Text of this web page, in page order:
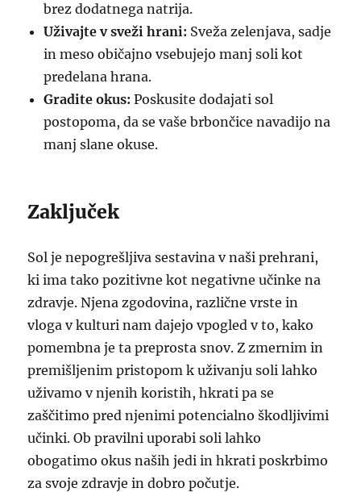
brez dodatnega natrija.
Uživajte v sveži hrani: Sveža zelenjava, sadje
in meso običajno vsebujejo manj soli kot
predelana hrana.
Gradite okus: Poskusite dodajati sol
postopoma, da se vaše brbončice navadijo na
manj slane okuse.
Zaključek
Sol je nepogrešljiva sestavina v naši prehrani,
ki ima tako pozitivne kot negativne učinke na
zdravje. Njena zgodovina, različne vrste in
vloga v kulturi nam dajejo vpogled v to, kako
pomembna je ta preprosta snov. Z zmernim in
premišljenim pristopom k uživanju soli lahko
uživamo v njenih koristih, hkrati pa se
zaščitimo pred njenimi potencialno škodljivimi
učinki. Ob pravilni uporabi soli lahko
obogatimo okus naših jedi in hkrati poskrbimo
za svoje zdravje in dobro počutje.